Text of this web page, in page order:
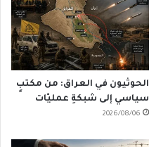
الحوثيون في العراق: من مكتبٍ
سياسي إلى شبكةِ عمليّات
2026/08/06